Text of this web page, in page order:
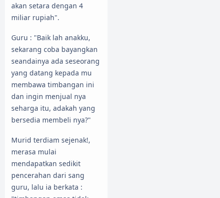
akan setara dengan 4
miliar rupiah".
Guru : "Baik lah anakku,
sekarang coba bayangkan
seandainya ada seseorang
yang datang kepada mu
membawa timbangan ini
dan ingin menjual nya
seharga itu, adakah yang
bersedia membeli nya?"
Murid terdiam sejenak!,
merasa mulai
mendapatkan sedikit
pencerahan dari sang
guru, lalu ia berkata :